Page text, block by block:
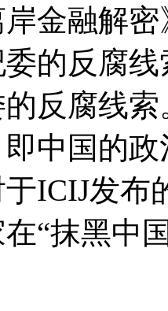
金融解
的反腐
反腐线
中国的
ICIJ发布
“抹黑中